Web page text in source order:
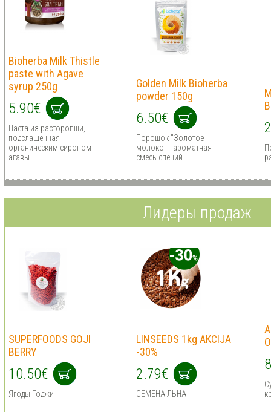
Bioherba Milk Thistle
paste with Agave
syrup 250g
5.90€
Паста из расторопши,
подслащенная
органическим сиропом
агавы
Golden Milk Bioherba
powder 150g
6.50€
Порошок "Золотое
молоко" - ароматная
смесь специй
Лидеры продаж
SUPERFOODS GOJI
BERRY
10.50€
Ягоды Годжи
LINSEEDS 1kg AKCIJA
-30%
2.79€
СЕМЕНА ЛЬНА